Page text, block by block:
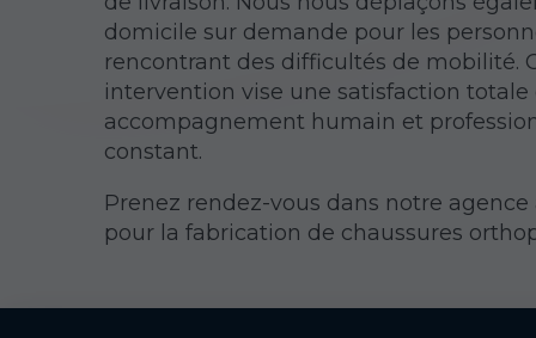
domicile sur demande pour les
rencontrant des difficultés de mobilité.
intervention vise une satisfaction totale
accompagnement humain et
constant.
Prenez rendez-vous dans notre agence
pour la fabrication de chaussures